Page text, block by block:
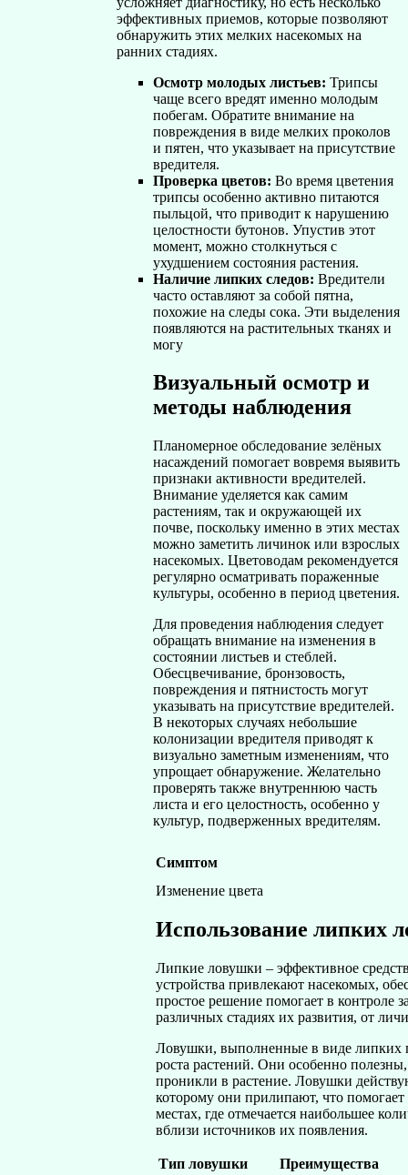
эффективных приемов, которые позволяют
обнаружить этих мелких насекомых на
ранних стадиях.
Осмотр молодых листьев: Трипсы
чаще всего вредят именно молодым
побегам. Обратите внимание на
повреждения в виде мелких проколов
и пятен, что указывает на присутствие
вредителя.
Проверка цветов: Во время цветения
трипсы особенно активно питаются
пыльцой, что приводит к нарушению
целостности бутонов. Упустив этот
момент, можно столкнуться с
ухудшением состояния растения.
Наличие липких следов: Вредители
часто оставляют за собой пятна,
похожие на следы сока. Эти выделения
появляются на растительных тканях и
могу
Визуальный осмотр и
методы наблюдения
Планомерное обследование зелёных
насаждений помогает вовремя выявить
признаки активности вредителей.
Внимание уделяется как самим
растениям, так и окружающей их
почве, поскольку именно в этих местах
можно заметить личинок или взрослых
насекомых. Цветоводам рекомендуется
регулярно осматривать пораженные
культуры, особенно в период цветения.
Для проведения наблюдения следует
обращать внимание на изменения в
состоянии листьев и стеблей.
Обесцвечивание, бронзовость,
повреждения и пятнистость могут
указывать на присутствие вредителей.
В некоторых случаях небольшие
колонизации вредителя приводят к
визуально заметным изменениям, что
упрощает обнаружение. Желательно
проверять также внутреннюю часть
листа и его целостность, особенно у
культур, подверженных вредителям.
Симптом
Изменение цвета
Использование липких
Липкие ловушки – эффективное
устройства привлекают насекомых,
простое решение помогает в контроле
различных стадиях их развития, от
Ловушки, выполненные в виде липких
роста растений. Они особенно полезны,
проникли в растение. Ловушки
которому они прилипают, что
местах, где отмечается наибольшее
вблизи источников их появления.
Тип ловушки
Преимущества